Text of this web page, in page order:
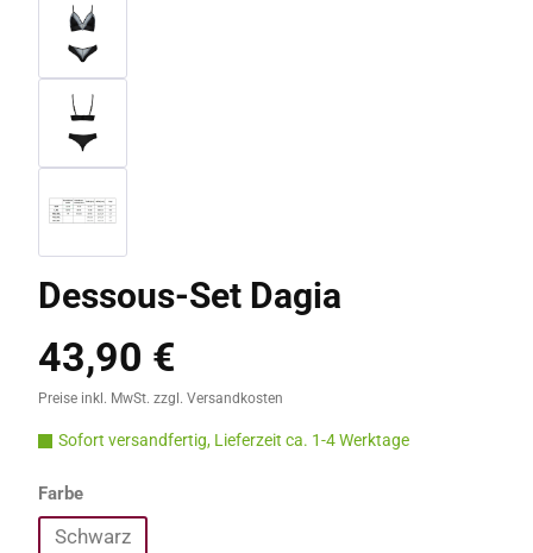
Dessous-Set Dagia
Regulärer Preis:
43,90 €
Preise inkl. MwSt. zzgl. Versandkosten
Sofort versandfertig, Lieferzeit ca. 1-4 Werktage
Farbeauswählen
Schwarz